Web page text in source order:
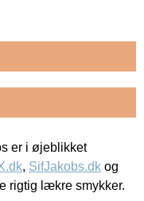
er i øjeblikket
, SifJakobs.dk og
rigtig lækre smykker.